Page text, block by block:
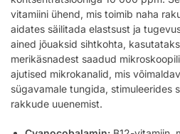
vitamiini ühend, mis toimib naha
aidates säilitada elastsust ja
ained jõuaksid sihtkohta,
merikäsnadest saadud
ajutised mikrokanalid, mis
sügavamale tungida, stimuleerides
rakkude uuenemist.